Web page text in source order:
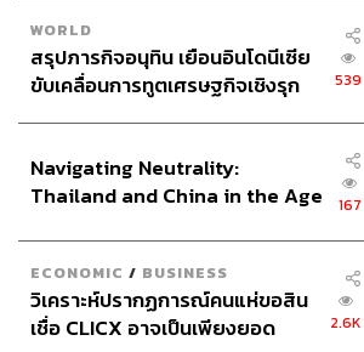
สูตรของ SIWILAI
ผสมซอสฮอลแลนเดสกับซอสพริกศรีราช
เมนูแซนด์วิชPorky (320 บาท)ที่กัดไปแล้
แบบ คือ ไส้หมูกรอกสไตล์อิตาเลียน เนื้อแ
ตุ๋น ตัดรสด้วยบีทรูทดอง
เบอร์เกอร์ของร้านใช้เนื้อดรายเอจ เราไ
ก็รู้สึกว่าน่าจะอิ่มจุกแล้ว แต่ถ้
พอก็สามารถเพิ่มเนื้อกับชีสได้
Siwilai Garganelli (450 บาท)เป็นพาสต้า
อาจดูเด็กๆ แต่ว่ารสชาตินี้แหละที่เชื่อว่า
WORLD
สรุปภารกิจอนุทิน เยือนอินโดนีเซีย
ขับเคลื่อนการทูตเศรษฐกิจเชิงรุก
539
Navigating Neutrality:
Thailand and China in the Age
167
ECONOMIC / BUSINESS
วิเคราะห์ปรากฏการณ์คนแห่ขอสิน
เชื่อ CLICX อาจเป็นเพียงยอด
2.6K